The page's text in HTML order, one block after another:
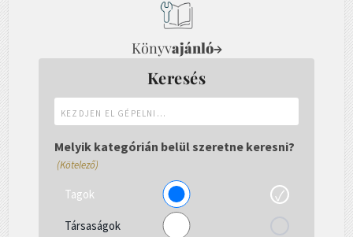
Könyvajánló→
Keresés
el
gépelni...
Melyik kategórián belül szeretne keresni?
(Kötelező)
Tagok
Társaságok